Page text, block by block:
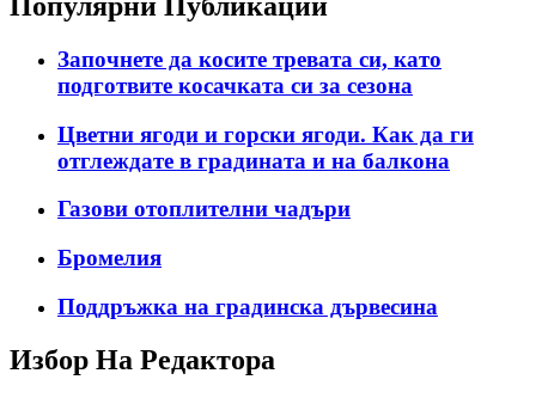
Започнете да косите тревата си, като
подготвите косачката си за сезона
Цветни ягоди и горски ягоди. Как да ги
отглеждате в градината и на балкона
Газови отоплителни чадъри
Бромелия
Поддръжка на градинска дървесина
Избор На Редактора